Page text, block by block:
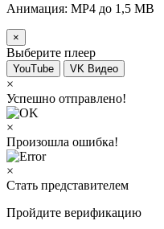
Анимация: MP4 до 1,5 MB
×
Выберите плеер
YouTube VK Видео
×
Успешно отправлено!
×
Произошла ошибка!
×
Стать представителем
Пройдите верификацию